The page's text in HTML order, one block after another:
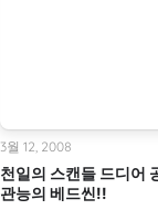
천일의 스캔들 드디어
관능의 베드씬!!
3월 12, 2008